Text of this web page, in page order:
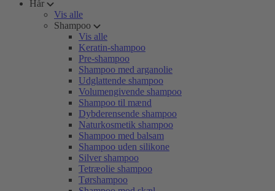
Hår
Vis alle
Shampoo
Vis alle
Keratin-shampoo
Pre-shampoo
Shampoo med arganolie
Udglattende shampoo
Volumengivende shampoo
Shampoo til mænd
Dybderensende shampoo
Naturkosmetik shampoo
Shampoo med balsam
Shampoo uden silikone
Silver shampoo
Tetræolie shampoo
Tørshampoo